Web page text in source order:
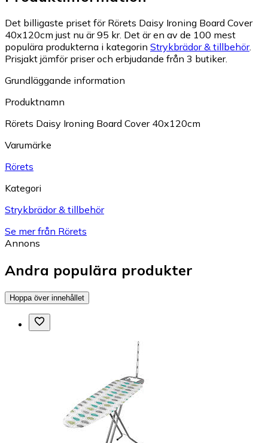
Det billigaste priset för Rörets Daisy Ironing Board Cover
40x120cm just nu är 95 kr. Det är en av de 100 mest
populära produkterna i kategorin Strykbrädor & tillbehör.
Prisjakt jämför priser och erbjudande från 3 butiker.
Grundläggande information
Produktnamn
Rörets Daisy Ironing Board Cover 40x120cm
Varumärke
Rörets
Kategori
Strykbrädor & tillbehör
Se mer från Rörets
Annons
Andra populära produkter
Hoppa över innehållet